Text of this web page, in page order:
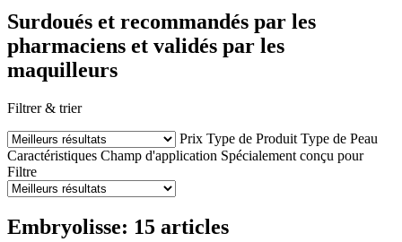
Surdoués et recommandés par les
pharmaciens et validés par les
maquilleurs
Filtrer & trier
Prix Type de Produit Type de Peau
Caractéristiques Champ d'application Spécialement conçu pour
Filtre
Embryolisse: 15 articles